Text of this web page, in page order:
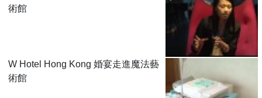
術館
W Hotel Hong Kong 婚宴走進魔法藝
術館